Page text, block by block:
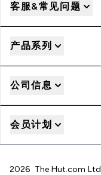
客服&常见问题
产品系列
公司信息
会员计划
2026 The Hut.com Ltd